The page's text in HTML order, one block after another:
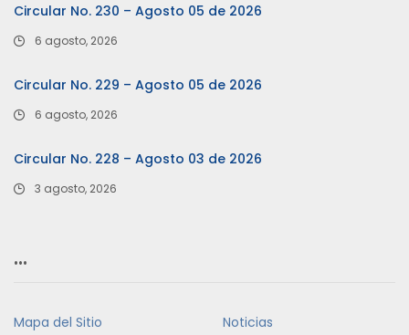
Circular No. 230 – Agosto 05 de 2026
6 agosto, 2026
Circular No. 229 – Agosto 05 de 2026
6 agosto, 2026
Circular No. 228 – Agosto 03 de 2026
3 agosto, 2026
…
Mapa del Sitio Noticias